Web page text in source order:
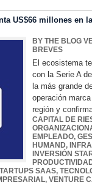
US$66 millones en
BY THE BLOG
BREVES
El ecosistema
con la Serie A
la más grande
operación
región y
CAPITAL DE
EMPLEADO,
HUMAND,
INVERSIÓN
SAAS,
, VENTURE